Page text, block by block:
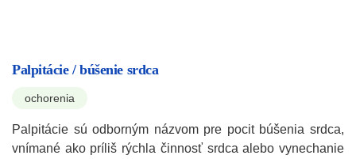
Palpitácie / búšenie srdca
ochorenia
Palpitácie sú odborným názvom pre pocit búšenia srdca,
vnímané ako príliš rýchla činnosť srdca alebo vynechanie